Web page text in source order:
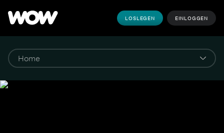
LOSLEGEN EINLOGGEN